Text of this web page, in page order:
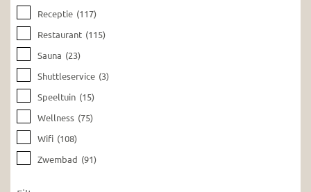
Receptie (117)
Restaurant (115)
Sauna (23)
Shuttleservice (3)
Speeltuin (15)
Wellness (75)
Wifi (108)
Zwembad (91)